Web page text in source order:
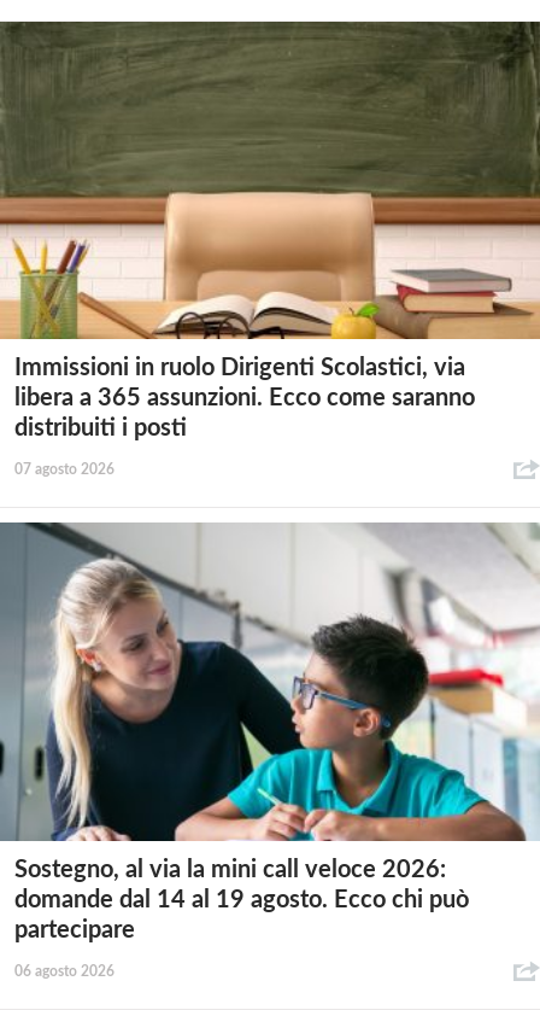
Immissioni in ruolo Dirigenti Scolastici, via
libera a 365 assunzioni. Ecco come saranno
distribuiti i posti
07 agosto 2026
Sostegno, al via la mini call veloce 2026:
domande dal 14 al 19 agosto. Ecco chi può
partecipare
06 agosto 2026